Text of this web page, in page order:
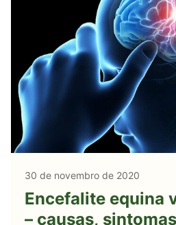
30 de novembro de 2020
Encefalite equina
– causas,